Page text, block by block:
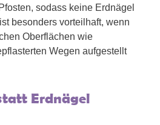
sodass keine Erdnägel
besonders vorteilhaft, wenn
Oberflächen wie
Wegen aufgestellt
Erdnägel